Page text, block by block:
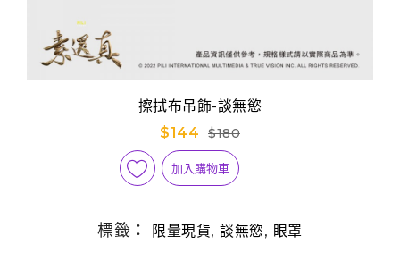
擦拭布吊飾-談無慾
$144
$180
加入購物車
標籤： 限量現貨,談無慾, 眼罩